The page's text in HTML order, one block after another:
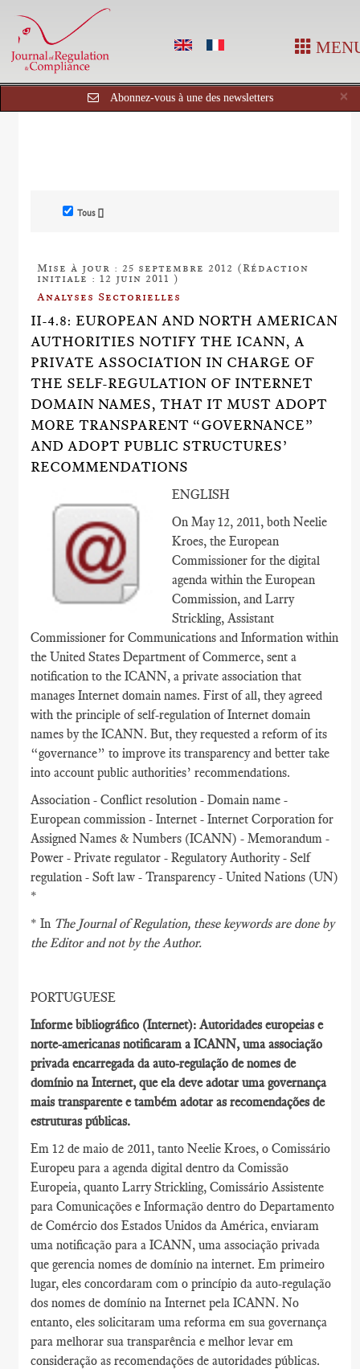
×
Abonnez-vous à une des newsletters
Tous []
Mise à jour : 25 septembre 2012 (Rédaction
initiale : 12 juin 2011 )
Analyses Sectorielles
II-4.8: EUROPEAN AND NORTH AMERICAN
AUTHORITIES NOTIFY THE ICANN, A
PRIVATE ASSOCIATION IN CHARGE OF
THE SELF-REGULATION OF INTERNET
DOMAIN NAMES, THAT IT MUST ADOPT
MORE TRANSPARENT “GOVERNANCE”
AND ADOPT PUBLIC STRUCTURES’
RECOMMENDATIONS
ENGLISH
On May 12, 2011, both Neelie
Kroes, the European
Commissioner for the digital
agenda within the European
Commission, and Larry
Strickling, Assistant
Commissioner for Communications and Information within
the United States Department of Commerce, sent a
notification to the ICANN, a private association that
manages Internet domain names. First of all, they agreed
with the principle of self-regulation of Internet domain
names by the ICANN. But, they requested a reform of its
“governance” to improve its transparency and better take
into account public authorities’ recommendations.
Association - Conflict resolution - Domain name -
European commission - Internet - Internet Corporation for
Assigned Names & Numbers (ICANN) - Memorandum -
Power - Private regulator - Regulatory Authority - Self
regulation - Soft law - Transparency - United Nations (UN)
*
* In The Journal of Regulation, these keywords are done by
the Editor and not by the Author.
PORTUGUESE
Informe bibliográfico (Internet): Autoridades europeias e
norte-americanas notificaram a ICANN, uma associação
privada encarregada da auto-regulação de nomes de
domínio na Internet, que ela deve adotar uma governança
mais transparente e também adotar as recomendações de
estruturas públicas.
Em 12 de maio de 2011, tanto Neelie Kroes, o Comissário
Europeu para a agenda digital dentro da Comissão
Europeia, quanto Larry Strickling, Comissário Assistente
para Comunicações e Informação dentro do Departamento
de Comércio dos Estados Unidos da América, enviaram
uma notificação para a ICANN, uma associação privada
que gerencia nomes de domínio na internet. Em primeiro
lugar, eles concordaram com o princípio da auto-regulação
dos nomes de domínio na Internet pela ICANN. No
entanto, eles solicitaram uma reforma em sua governança
para melhorar sua transparência e melhor levar em
consideração as recomendações de autoridades públicas.